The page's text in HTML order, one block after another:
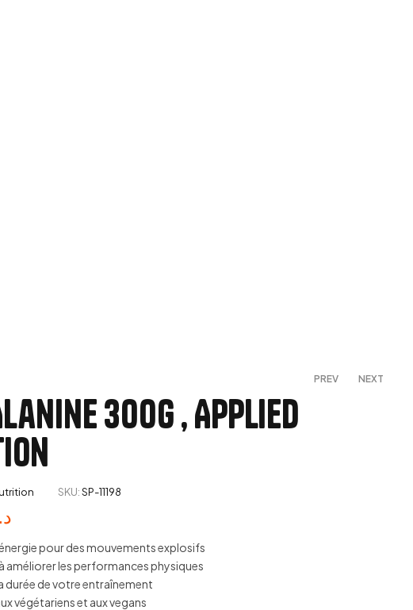
PREV NEXT
300g , Applied
SKU:SP-11198
pour des mouvements explosifs
améliorer les performances physiques
durée de votre entraînement
végétariens et aux vegans